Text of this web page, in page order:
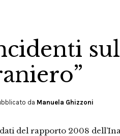
da Manuela Ghizzoni
del rapporto 2008